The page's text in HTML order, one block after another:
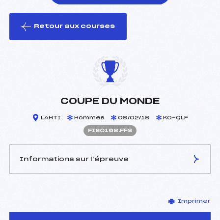
le ski
Retour aux courses
COUPE DU MONDE
LAHTI Hommes 09/02/19 KO-QLF
FIS0168.FFS
Informations sur l’épreuve
–
D.T Adjoint :
–
Imprimer